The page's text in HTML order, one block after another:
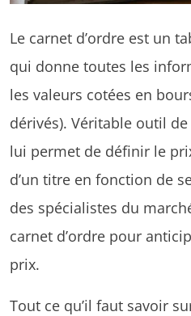
Le carnet d’ordre est un
qui donne toutes les
les valeurs cotées en
dérivés). Véritable outil
lui permet de définir le
d’un titre en fonction de
des spécialistes du
carnet d’ordre pour
prix.
Tout ce qu’il faut savoir